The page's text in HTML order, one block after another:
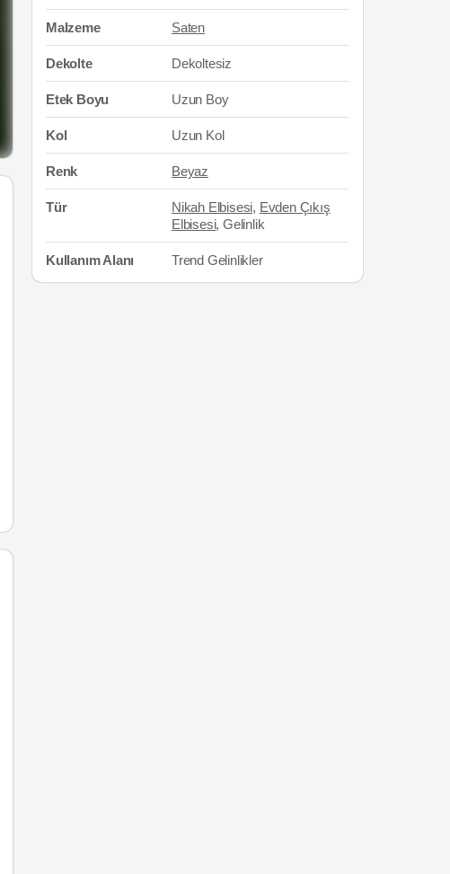
Malzeme Saten
Dekolte Dekoltesiz
Etek Boyu Uzun Boy
Kol Uzun Kol
Renk Beyaz
Tür Nikah Elbisesi, Evden Çıkış
Elbisesi, Gelinlik
Kullanım Alanı Trend Gelinlikler